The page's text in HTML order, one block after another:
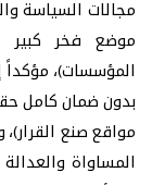
مجالات السياسة
موضع فخر كبير
المؤسسات)،
بدون ضمان كامل
مواقع صنع القرار)،
المساواة